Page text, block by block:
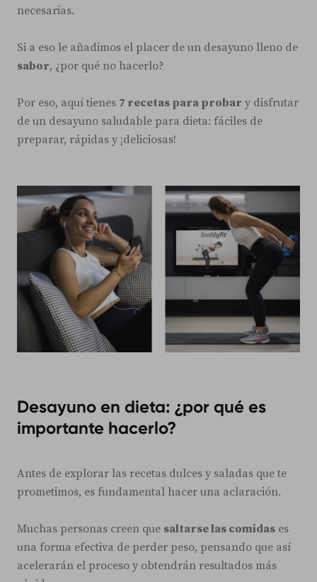
necesarias.
Si a eso le añadimos el placer de un desayuno lleno de
sabor, ¿por qué no hacerlo?
Por eso, aquí tienes 7 recetas para probar y disfrutar
de un desayuno saludable para dieta: fáciles de
preparar, rápidas y ¡deliciosas!
Desayuno en dieta: ¿por qué es
importante hacerlo?
Antes de explorar las recetas dulces y saladas que te
prometimos, es fundamental hacer una aclaración.
Muchas personas creen que saltarse las comidas es
una forma efectiva de perder peso, pensando que así
acelerarán el proceso y obtendrán resultados más